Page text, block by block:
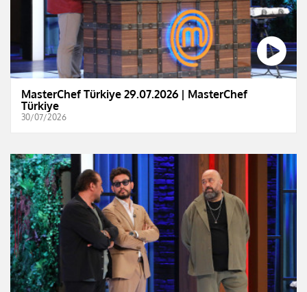
MasterChef Türkiye 29.07.2026 | MasterChef
Türkiye
30/07/2026